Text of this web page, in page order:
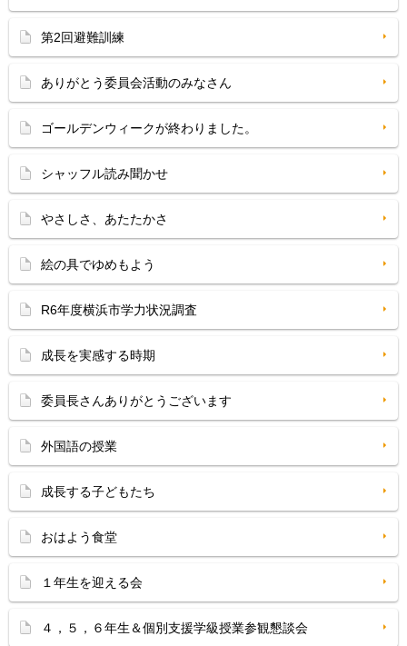
第2回避難訓練
ありがとう委員会活動のみなさん
ゴールデンウィークが終わりました。
シャッフル読み聞かせ
やさしさ、あたたかさ
絵の具でゆめもよう
R6年度横浜市学力状況調査
成長を実感する時期
委員長さんありがとうございます
外国語の授業
成長する子どもたち
おはよう食堂
１年生を迎える会
４，５，６年生＆個別支援学級授業参観懇談会